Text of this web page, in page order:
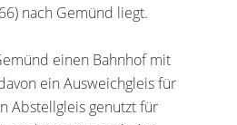
nach Gemünd liegt.
einen Bahnhof mit
ein Ausweichgleis für
Abstellgleis genutzt für